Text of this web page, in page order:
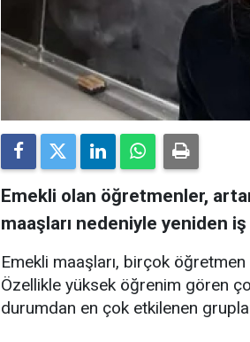
Emekli olan öğretmenler,
maaşları nedeniyle yeniden
Emekli maaşları, birçok
Özellikle yüksek öğrenim gören
durumdan en çok etkilenen